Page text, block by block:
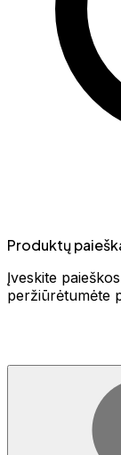
Produktų
Įveskite
peržiūrėtumėte